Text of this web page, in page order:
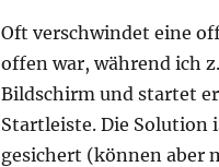
Oft verschwindet eine
offen war, während ich
Bildschirm und startet
Startleiste. Die Solution
gesichert (können aber